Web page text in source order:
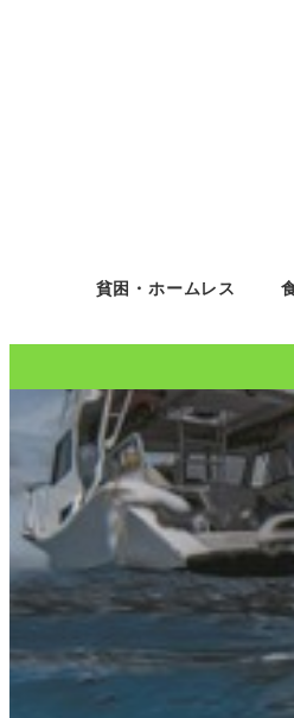
貧困・ホームレス